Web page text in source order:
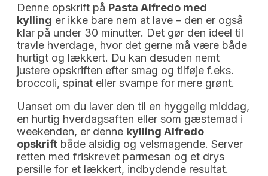
Denne opskrift på Pasta Alfredo med
kylling er ikke bare nem at lave – den er også
klar på under 30 minutter. Det gør den ideel til
travle hverdage, hvor det gerne må være både
hurtigt og lækkert. Du kan desuden nemt
justere opskriften efter smag og tilføje f.eks.
broccoli, spinat eller svampe for mere grønt.
Uanset om du laver den til en hyggelig middag,
en hurtig hverdagsaften eller som gæstemad i
weekenden, er denne kylling Alfredo
opskrift både alsidig og velsmagende. Server
retten med friskrevet parmesan og et drys
persille for et lækkert, indbydende resultat.